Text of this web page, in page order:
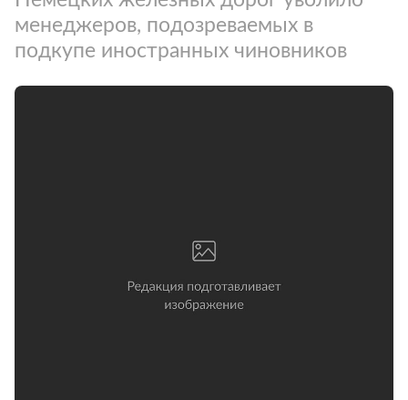
менеджеров, подозреваемых в
подкупе иностранных чиновников